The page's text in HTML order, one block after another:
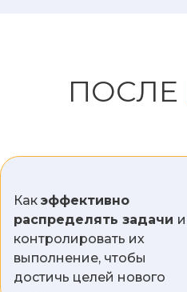
ПОСЛЕ
Как эффективно
распределять задачи и
контролировать их
выполнение, чтобы
достичь целей нового